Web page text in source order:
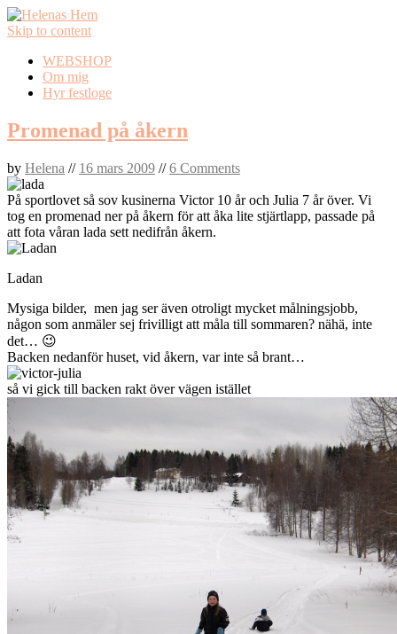
Skip to content
WEBSHOP
Om mig
Hyr festloge
Promenad på åkern
by Helena // 16 mars 2009 //6 Comments
På sportlovet så sov kusinerna Victor 10 år och Julia 7 år över. Vi
tog en promenad ner på åkern för att åka lite stjärtlapp, passade på
att fota våran lada sett nedifrån åkern.
Ladan
Mysiga bilder, men jag ser även otroligt mycket målningsjobb,
någon som anmäler sej frivilligt att måla till sommaren? nähä, inte
det… 😉
Backen nedanför huset, vid åkern, var inte så brant…
så vi gick till backen rakt över vägen istället